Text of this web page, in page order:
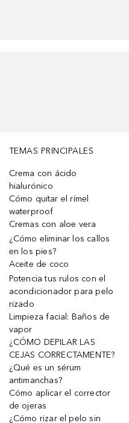
TEMAS PRINCIPALES
Crema con ácido
hialurónico
Cómo quitar el rímel
waterproof
Cremas con aloe vera
¿Cómo eliminar los callos
en los pies?
Aceite de coco
Potencia tus rulos con el
acondicionador para pelo
rizado
Limpieza facial: Baños de
vapor
¿CÓMO DEPILAR LAS
CEJAS CORRECTAMENTE?
¿Qué es un sérum
antimanchas?
Cómo aplicar el corrector
de ojeras
¿Cómo rizar el pelo sin